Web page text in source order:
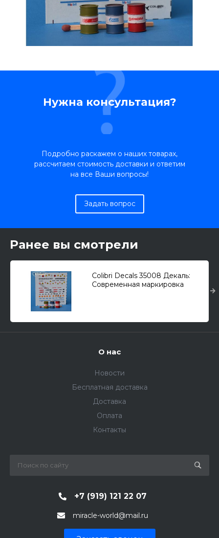
Нужна консультация?
Подробно раскажем о наших товарах,
рассчитаем стоимость доставки и ответим
на все Ваши вопросы!
Задать вопрос
Ранее вы смотрели
Colibri Decals 35008 Декаль:
Современная маркировка
О нас
Новости
Бесплатная доставка
Доставка
Оплата
Контакты
+7 (919) 121 22 07
miracle-world@mail.ru